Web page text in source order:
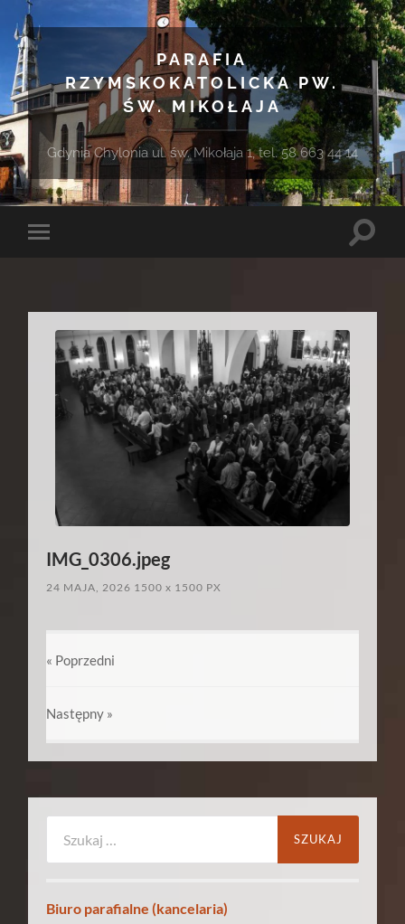
PARAFIA
RZYMSKOKATOLICKA PW.
ŚW. MIKOŁAJA
Gdynia Chylonia ul. św. Mikołaja 1, tel. 58 663 44 14
Toggle
Toggle
IMG_0306.jpeg
24 MAJA, 2026 1500x 1500 PX
« Poprzedni
Następny »
Biuro parafialne (kancelaria)